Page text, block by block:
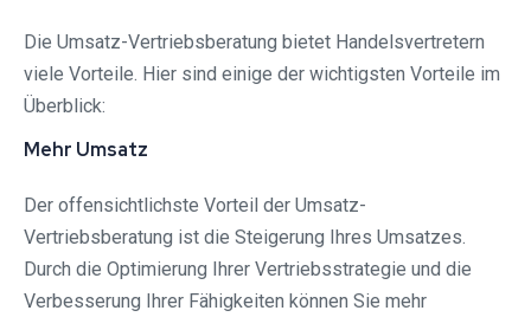
Die Umsatz-Vertriebsberatung bietet Handelsvertretern
viele Vorteile. Hier sind einige der wichtigsten Vorteile im
Überblick:
Mehr Umsatz
Der offensichtlichste Vorteil der Umsatz-
Vertriebsberatung ist die Steigerung Ihres Umsatzes.
Durch die Optimierung Ihrer Vertriebsstrategie und die
Verbesserung Ihrer Fähigkeiten können Sie mehr